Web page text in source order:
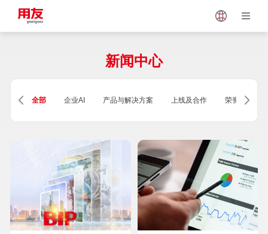
Vietnam
Singapore Malaysia
Thailand
Turkey
Hungary Mexico
新闻中心
全部 企业AI 产品与解决方案 上线及合作 荣誉及资质